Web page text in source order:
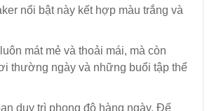
nổi bật này kết hợp màu trắng và
mát mẻ và thoải mái, mà còn
thường ngày và những buổi tập thể
duy trì phong độ hàng ngày. Đế